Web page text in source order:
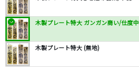
木製プレート特大 ガンガン商い/仕度中
木製プレート特大 (無地)